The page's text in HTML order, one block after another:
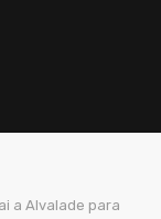
a Alvalade para